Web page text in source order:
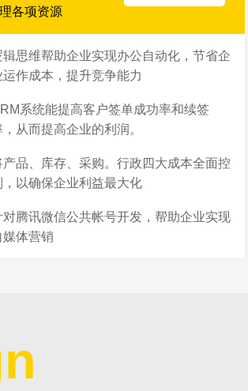
各项资源
辑思维帮助企业实现办公自动化，节省企
运作成本，提升竞争能力
系统能提高客户签单成功率和续签
，从而提高企业的利润。
产品、库存、采购。行政四大成本全面控
，以确保企业利益最大化
对腾讯微信公共帐号开发，帮助企业实现
媒体营销